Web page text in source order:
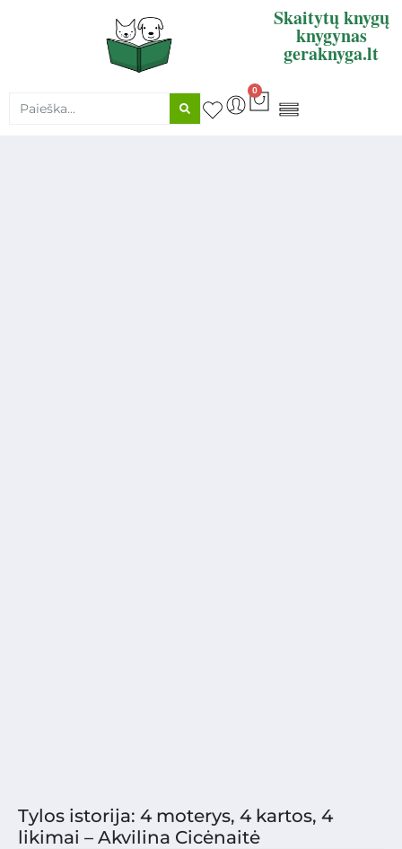
Skaitytų knygų
knygynas
geraknyga.lt
0
Tylos istorija: 4 moterys, 4 kartos, 4
likimai – Akvilina Cicėnaitė